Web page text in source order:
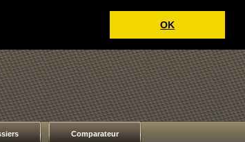
OK
Comparateur